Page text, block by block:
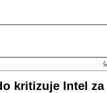
kritizuje Intel